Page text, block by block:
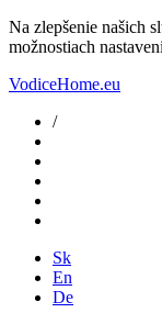
Na zlepšenie našich
možnostiach
VodiceHome.eu
/
Sk
En
De